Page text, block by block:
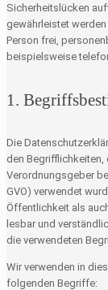
Sicherheitslücken
gewährleistet
Person frei,
beispielsweise
1.
Die
den Begrifflichkeiten,
Verordnungsgeber
GVO) verwendet
Öffentlichkeit als
lesbar und
die verwendeten
Wir verwenden in
folgenden Begriffe: